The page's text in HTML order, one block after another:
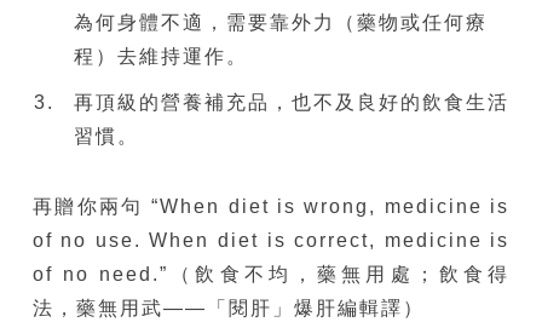
為何身體不適，需要靠外力（藥物或任何療
程）去維持運作。
再頂級的營養補充品，也不及良好的飲食生活
習慣。
再贈你兩句 “When diet is wrong, medicine is
of no use. When diet is correct, medicine is
of no need.”（飲食不均，藥無用處；飲食得
法，藥無用武——「閱肝」爆肝編輯譯）